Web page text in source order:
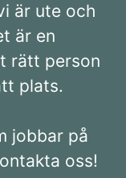
är ute och
är en
rätt person
plats.
jobbar på
oss!